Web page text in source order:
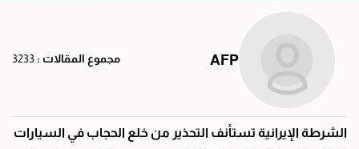
AFP مجموع المقالات :
الشرطة الإيرانية تستأنف التحذير من خلع الحجاب في السيارات